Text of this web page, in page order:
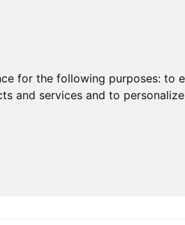
for the following purposes: to
and services and to